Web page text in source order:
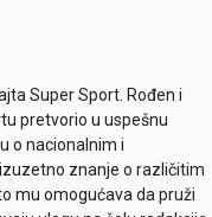
Super Sport. Rođen i
pretvorio u uspešnu
o nacionalnim i
znanje o različitim
mu omogućava da pruži